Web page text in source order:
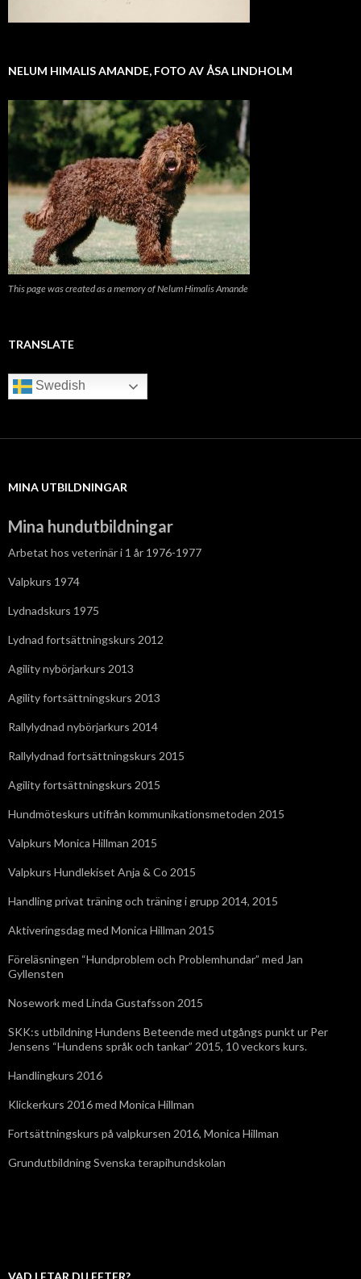
NELUM HIMALIS AMANDE, FOTO AV ÅSA LINDHOLM
This page was created as a memory of Nelum Himalis Amande
TRANSLATE
Swedish
MINA UTBILDNINGAR
Mina hundutbildningar
Arbetat hos veterinär i 1 år 1976-1977
Valpkurs 1974
Lydnadskurs 1975
Lydnad fortsättningskurs 2012
Agility nybörjarkurs 2013
Agility fortsättningskurs 2013
Rallylydnad nybörjarkurs 2014
Rallylydnad fortsättningskurs 2015
Agility fortsättningskurs 2015
Hundmöteskurs utifrån kommunikationsmetoden 2015
Valpkurs Monica Hillman 2015
Valpkurs Hundlekiset Anja & Co 2015
Handling privat träning och träning i grupp 2014, 2015
Aktiveringsdag med Monica Hillman 2015
Föreläsningen “Hundproblem och Problemhundar” med Jan
Gyllensten
Nosework med Linda Gustafsson 2015
SKK:s utbildning Hundens Beteende med utgångs punkt ur Per
Jensens “Hundens språk och tankar” 2015, 10 veckors kurs.
Handlingkurs 2016
Klickerkurs 2016 med Monica Hillman
Fortsättningskurs på valpkursen 2016, Monica Hillman
Grundutbildning Svenska terapihundskolan
VAD LETAR DU EFTER?